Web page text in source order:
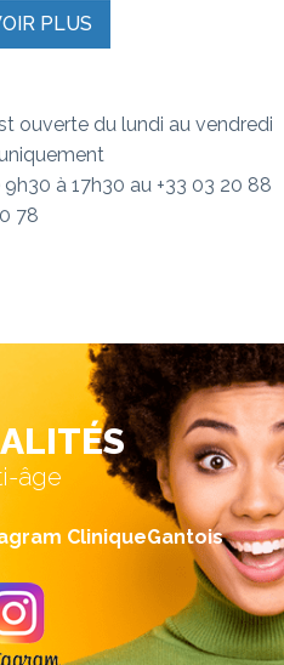
PLUS
ouverte du lundi au vendredi
à 17h30 au +33 03 20 88
78
âge
CliniqueGantois